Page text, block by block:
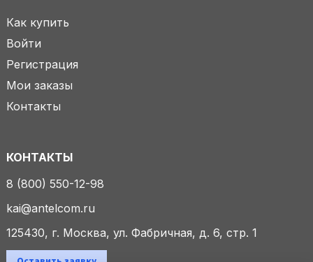
Как купить
Войти
Регистрация
Мои заказы
Контакты
КОНТАКТЫ
8 (800) 550-12-98
kai@antelcom.ru
125430, г. Москва, ул. Фабричная, д. 6, стр. 1